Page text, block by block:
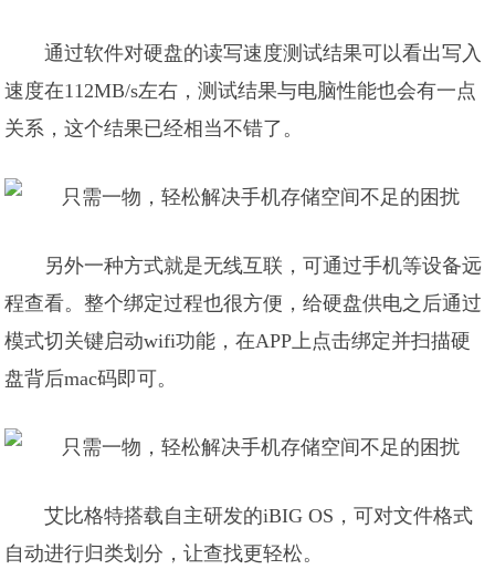
通过软件对硬盘的读写速度测试结果可以看出写入
速度在112MB/s左右，测试结果与电脑性能也会有一点
关系，这个结果已经相当不错了。
另外一种方式就是无线互联，可通过手机等设备远
程查看。整个绑定过程也很方便，给硬盘供电之后通过
模式切关键启动wifi功能，在APP上点击绑定并扫描硬
盘背后mac码即可。
艾比格特搭载自主研发的iBIG OS，可对文件格式
自动进行归类划分，让查找更轻松。